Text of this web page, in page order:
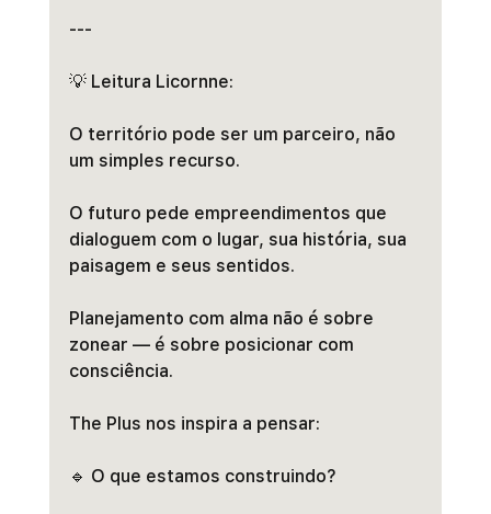
---
💡 Leitura Licornne:
O território pode ser um parceiro, não
um simples recurso.
O futuro pede empreendimentos que
dialoguem com o lugar, sua história, sua
paisagem e seus sentidos.
Planejamento com alma não é sobre
zonear — é sobre posicionar com
consciência.
The Plus nos inspira a pensar:
🔹 O que estamos construindo?